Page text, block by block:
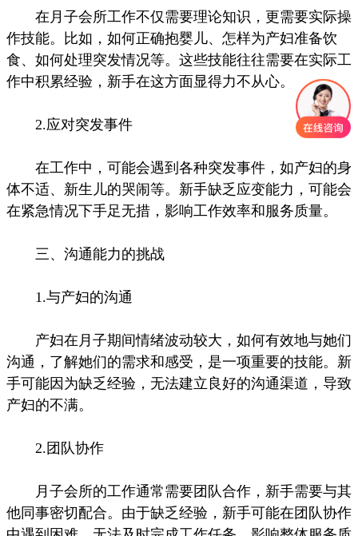
在月子会所工作不仅需要理论知识，更需要实际操
作技能。比如，如何正确抱婴儿、怎样为产妇准备饮
食、如何处理突发情况等。这些技能往往需要在实际工
作中积累经验，新手在这方面显得力不从心。
2.应对突发事件
在工作中，可能会遇到各种突发事件，如产妇的身
体不适、新生儿的哭闹等。新手缺乏应变能力，可能会
在紧急情况下手足无措，影响工作效率和服务质量。
三、沟通能力的挑战
1.与产妇的沟通
产妇在月子期间情绪波动较大，如何有效地与她们
沟通，了解她们的需求和感受，是一项重要的技能。新
手可能因为缺乏经验，无法建立良好的沟通渠道，导致
产妇的不满。
2.团队协作
月子会所的工作通常需要团队合作，新手需要与其
他同事密切配合。由于缺乏经验，新手可能在团队协作